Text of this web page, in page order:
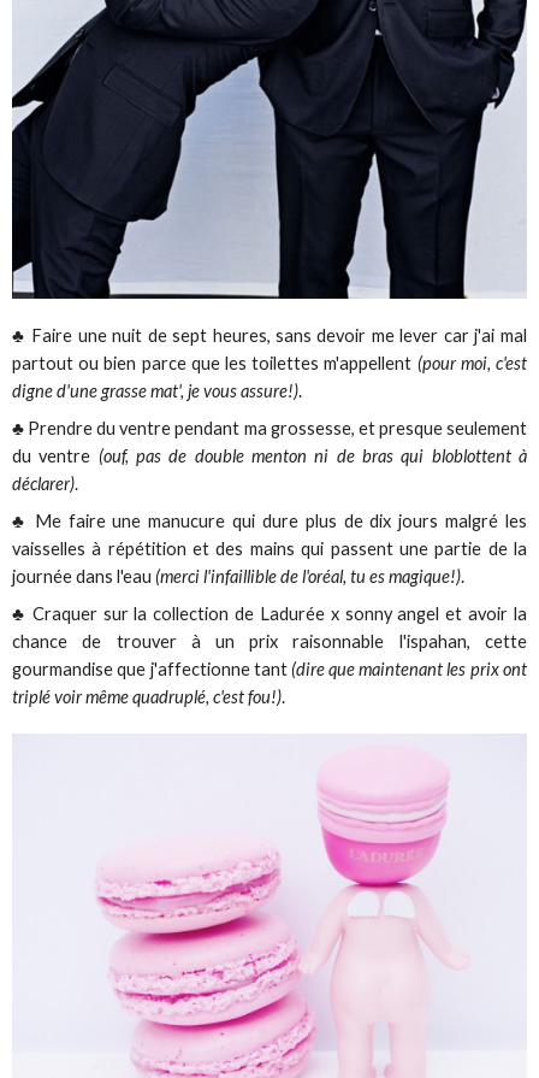
♣ Faire une nuit de sept heures, sans devoir me lever car j'ai mal
partout ou bien parce que les toilettes m'appellent (pour moi, c'est
digne d'une grasse mat', je vous assure!).
♣ Prendre du ventre pendant ma grossesse, et presque seulement
du ventre (ouf, pas de double menton ni de bras qui bloblottent à
déclarer).
♣ Me faire une manucure qui dure plus de dix jours malgré les
vaisselles à répétition et des mains qui passent une partie de la
journée dans l'eau (merci l'infaillible de l'oréal, tu es magique!).
♣ Craquer sur la collection de Ladurée x sonny angel et avoir la
chance de trouver à un prix raisonnable l'ispahan, cette
gourmandise que j'affectionne tant (dire que maintenant les prix ont
triplé voir même quadruplé, c'est fou!).